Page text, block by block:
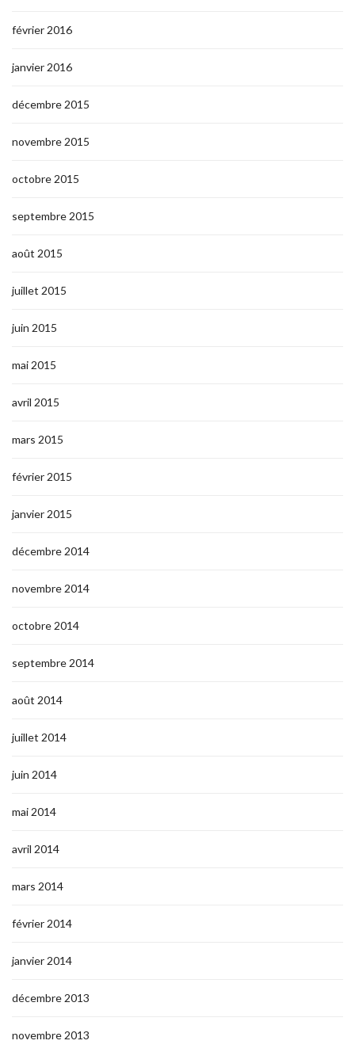
février 2016
janvier 2016
décembre 2015
novembre 2015
octobre 2015
septembre 2015
août 2015
juillet 2015
juin 2015
mai 2015
avril 2015
mars 2015
février 2015
janvier 2015
décembre 2014
novembre 2014
octobre 2014
septembre 2014
août 2014
juillet 2014
juin 2014
mai 2014
avril 2014
mars 2014
février 2014
janvier 2014
décembre 2013
novembre 2013